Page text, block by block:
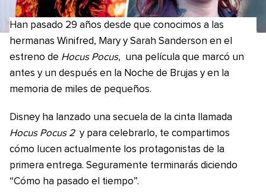
Han pasado 29 años desde que conocimos a las
hermanas Winifred, Mary y Sarah Sanderson en el
estreno de Hocus Pocus, una película que marcó un
antes y un después en la Noche de Brujas y en la
memoria de miles de pequeños.
Disney ha lanzado una secuela de la cinta llamada
Hocus Pocus 2 y para celebrarlo, te compartimos
cómo lucen actualmente los protagonistas de la
primera entrega. Seguramente terminarás diciendo
“Cómo ha pasado el tiempo”.